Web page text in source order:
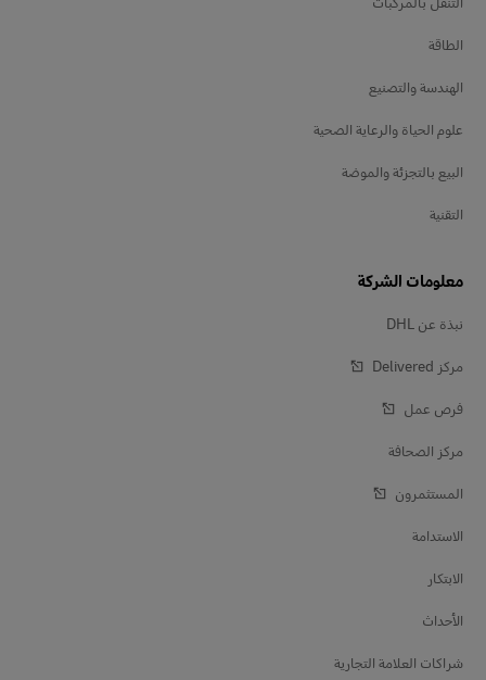
الطاقة
الهندسة والتصنيع
علوم الحياة والرعاية الصحية
البيع بالتجزئة والموضة
التقنية
معلومات الشركة
نبذة عن DHL
مركز Delivered‎
فرص عمل
مركز الصحافة
المستثمرون
الاستدامة
الابتكار
الأحداث
شراكات العلامة التجارية